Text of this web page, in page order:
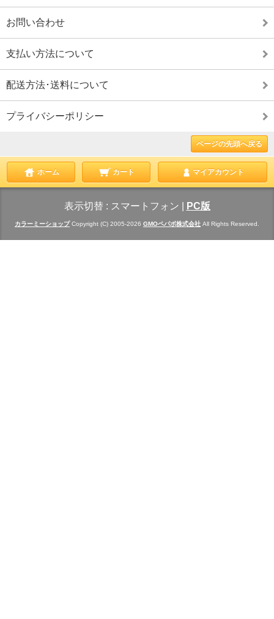
お問い合わせ
支払い方法について
配送方法･送料について
プライバシーポリシー
ページの先頭へ戻る
ホーム カート マイアカウント
表示切替 : スマートフォン PC版
カラーミーショップCopyright (C) 2005-2026 GMOペパボ株式会社 All Rights Reserved.